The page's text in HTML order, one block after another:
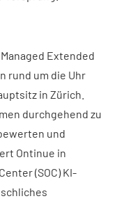
Extended
rund um die Uhr
in Zürich.
durchgehend zu
und
Ontinue in
(SOC) KI-